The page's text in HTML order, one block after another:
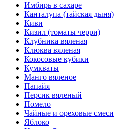
Имбирь в сахаре
Канталупа (тайская дыня)
Киви
Кизил (томаты черри)
Клубника вяленая
Клюква вяленая
Кокосовые кубики
Кумкваты
Манго вяленое
Папайя
Персик вяленый
Помело
Чайные и ореховые смеси
Яблоко